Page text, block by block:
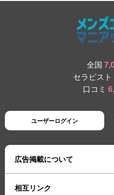
全国
セラピスト
口コミ
ユーザーログイン
広告掲載について
相互リンク